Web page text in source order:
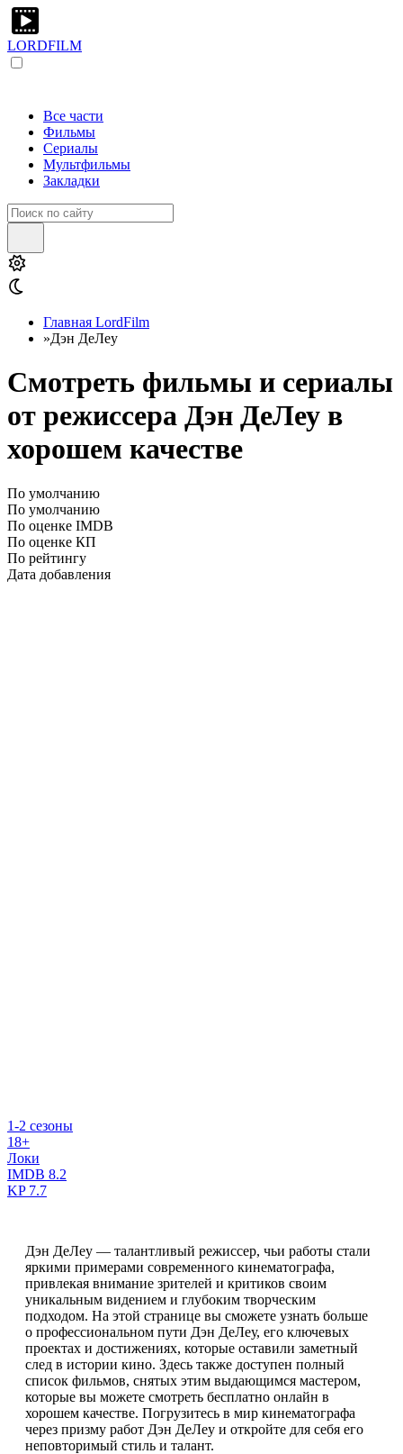
LORDFILM
Все части
Фильмы
Сериалы
Мультфильмы
Закладки
Главная LordFilm
»Дэн ДеЛеу
Смотреть фильмы и сериалы
от режиссера Дэн ДеЛеу в
хорошем качестве
По умолчанию
По умолчанию
По оценке IMDB
По оценке КП
По рейтингу
Дата добавления
1-2 сезоны
18+
Локи
IMDB 8.2
KP7.7
Дэн ДеЛеу — талантливый режиссер, чьи работы стали
яркими примерами современного кинематографа,
привлекая внимание зрителей и критиков своим
уникальным видением и глубоким творческим
подходом. На этой странице вы сможете узнать больше
о профессиональном пути Дэн ДеЛеу, его ключевых
проектах и достижениях, которые оставили заметный
след в истории кино. Здесь также доступен полный
список фильмов, снятых этим выдающимся мастером,
которые вы можете смотреть бесплатно онлайн в
хорошем качестве. Погрузитесь в мир кинематографа
через призму работ Дэн ДеЛеу и откройте для себя его
неповторимый стиль и талант.